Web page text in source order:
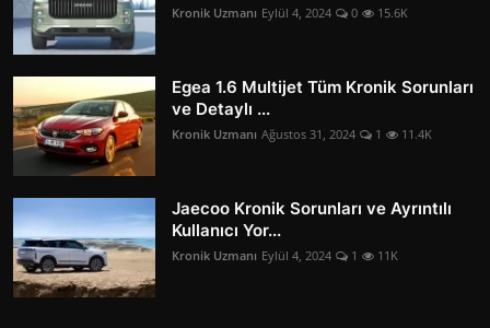
Kronik Uzmanı Eylül 4, 2024 0 15.6K
Egea 1.6 Multijet Tüm Kronik Sorunları
ve Detaylı ...
Kronik Uzmanı Ağustos 31, 2024 1 11.4K
Jaecoo Kronik Sorunları ve Ayrıntılı
Kullanıcı Yor...
Kronik Uzmanı Eylül 4, 2024 1 11K